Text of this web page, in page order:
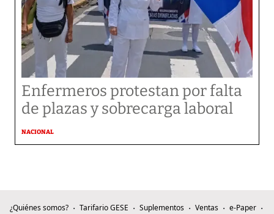
Enfermeros protestan por falta
de plazas y sobrecarga laboral
NACIONAL
¿Quiénes somos? Tarifario GESE Suplementos Ventas
e-Paper